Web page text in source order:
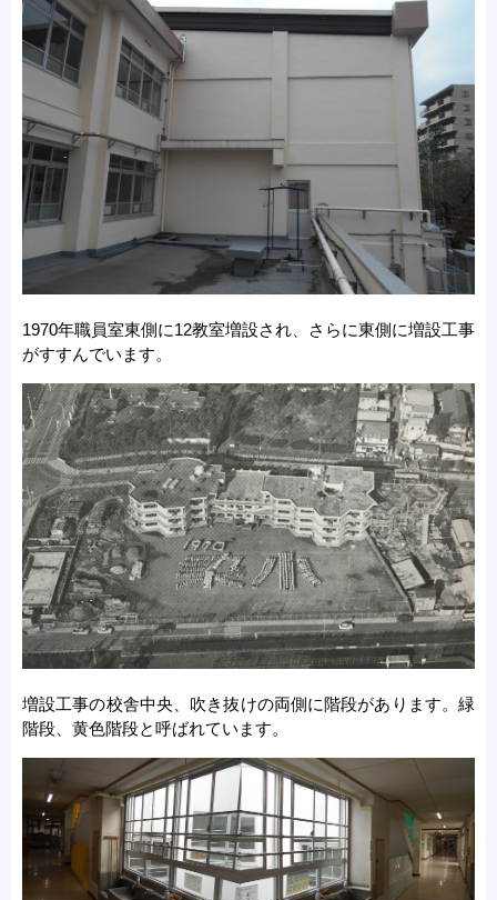
1970年職員室東側に12教室増設され、さらに東側に増設工事
がすすんでいます。
増設工事の校舎中央、吹き抜けの両側に階段があります。緑
階段、黄色階段と呼ばれています。